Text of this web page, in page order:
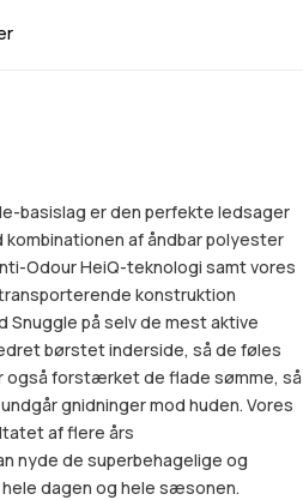
basislag er den perfekte ledsager
af åndbar polyester
Odour HeiQ-teknologi samt vores
konstruktion
Snuggle på selv de mest aktive
børstet inderside, så de føles
også forstærket de flade sømme, så
gnidninger mod huden. Vores
af flere års
nyde de superbehagelige og
dagen og hele sæsonen.